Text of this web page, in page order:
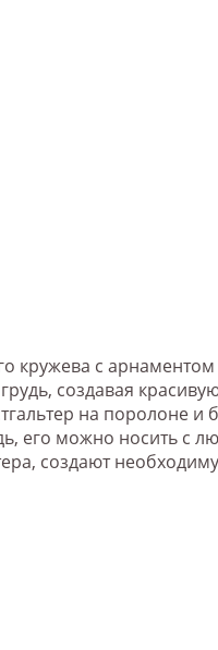
кружева с
создавая
на поролоне
его можно носить
создают